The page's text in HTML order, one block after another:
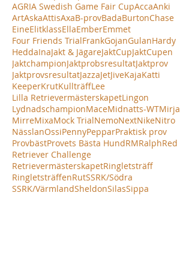
AGRIA Swedish Game Fair CupAccaAnki
ArtAskaAttisAxaB-provBadaBurtonChase
EineElitklassEllaEmberEmmet
Four Friends TrialFrankGojanGulanHardy
HeddaInaJakt & JägareJaktCupJaktCupen
JaktchampionJaktprobsresultatJaktprov
JaktprovsresultatJazzaJetJiveKajaKatti
KeeperKrutKullträffLee
Lilla RetrievermästerskapetLingon
LydnadschampionMaceMidnatts-WTMirja
MirreMixaMock TrialNemoNextNikeNitro
NässlanOssiPennyPepparPraktisk prov
ProvbästProvets Bästa HundRMRalphRed
Retriever Challenge
RetrievermästerskapetRingletsträff
RingletsträffenRutSSRK/Södra
SSRK/VärmlandSheldonSilasSippa